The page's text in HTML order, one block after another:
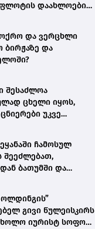
დაახლოებით
და ვერცხლი
და
შესაძლოა
ცხელი იყოს,
უკვე
ჩამოსულ
შეეძლებათ,
ბათუმში და
ტურიზმს,
ტურიზმს, ასევე
გაუმჯობესებას
გივი წულეისკირს
ხოლო იურისტ სოფო